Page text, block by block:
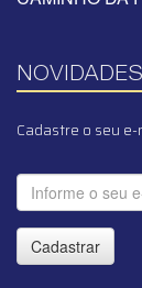
NOVIDADES
Cadastre o seu
Cadastrar